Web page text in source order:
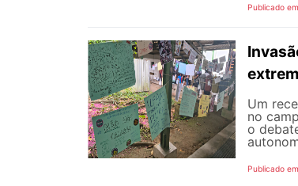
Publicado
Um
no
o
Publicado